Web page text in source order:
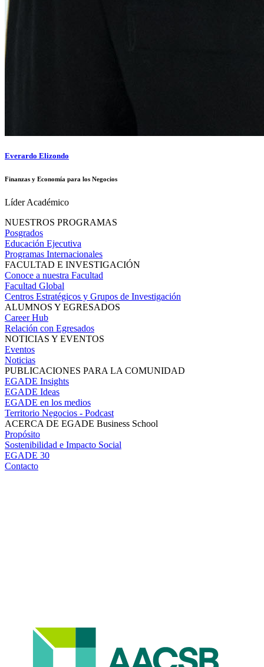
Everardo Elizondo
Finanzas y Economía para los Negocios
Líder Académico
NUESTROS PROGRAMAS
Posgrados
Educación Ejecutiva
Programas Internacionales
FACULTAD E INVESTIGACIÓN
Conoce a nuestra Facultad
Facultad Global
Centros Estratégicos y Grupos de Investigación
ALUMNOS Y EGRESADOS
Career Hub
Relación con Egresados
NOTICIAS Y EVENTOS
Eventos
Noticias
PUBLICACIONES PARA LA COMUNIDAD
EGADE Insights
EGADE Ideas
EGADE en los medios
Territorio Negocios - Podcast
ACERCA DE EGADE Business School
Propósito
Sostenibilidad e Impacto Social
EGADE 30
Contacto